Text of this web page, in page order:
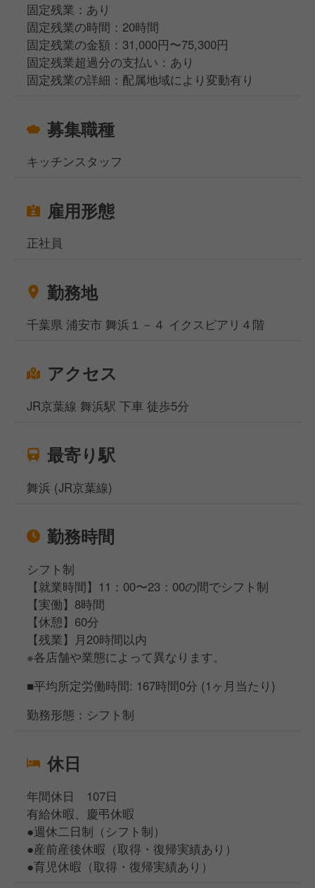
固定残業：あり
固定残業の時間：20時間
固定残業の金額：31,000円〜75,300円
固定残業超過分の支払い：あり
固定残業の詳細：配属地域により変動有り
募集職種
キッチンスタッフ
雇用形態
正社員
勤務地
千葉県 浦安市 舞浜１－４ イクスピアリ４階
アクセス
JR京葉線 舞浜駅 下車 徒歩5分
最寄り駅
舞浜 (JR京葉線)
勤務時間
シフト制
【就業時間】11：00〜23：00の間でシフト制
【実働】8時間
【休憩】60分
【残業】月20時間以内
※各店舗や業態によって異なります。
■平均所定労働時間: 167時間0分 (1ヶ月当たり)
勤務形態：シフト制
休日
年間休日 107日
有給休暇、慶弔休暇
●週休二日制（シフト制）
●産前産後休暇（取得・復帰実績あり）
●育児休暇（取得・復帰実績あり）